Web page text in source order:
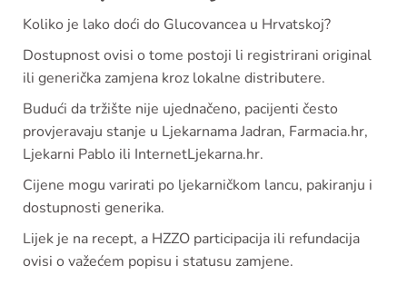
Koliko je lako doći do Glucovancea u Hrvatskoj?
Dostupnost ovisi o tome postoji li registrirani original
ili generička zamjena kroz lokalne distributere.
Budući da tržište nije ujednačeno, pacijenti često
provjeravaju stanje u Ljekarnama Jadran, Farmacia.hr,
Ljekarni Pablo ili InternetLjekarna.hr.
Cijene mogu varirati po ljekarničkom lancu, pakiranju i
dostupnosti generika.
Lijek je na recept, a HZZO participacija ili refundacija
ovisi o važećem popisu i statusu zamjene.